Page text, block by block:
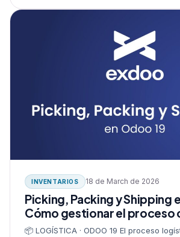
INVENTARIOS 18 de March de 2026
Picking, Packing y Shipping
Cómo gestionar el
de preparación y envío de
📦 LOGÍSTICA · ODOO 19 El proceso